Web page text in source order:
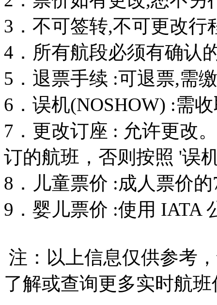
3．不可签转,不可更改行
4．所有航段必须有确认
5．退票手续 :可退票,需
6．误机(NOSHOW) :需
7．更改订座 : 允许更改
订的航班，否则按照 '误
8．儿童票价 :成人票价的
9．婴儿票价 :使用 IATA
注：以上信息仅供参考
了解或查询更多实时航